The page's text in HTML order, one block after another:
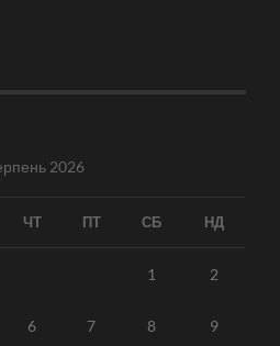
2026
ЧТ ПТ СБ НД
1 2
6 7 8 9